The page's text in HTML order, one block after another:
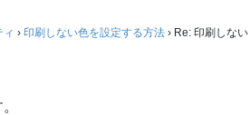
ィ › 印刷しない色を設定する方法 › Re: 印刷しない